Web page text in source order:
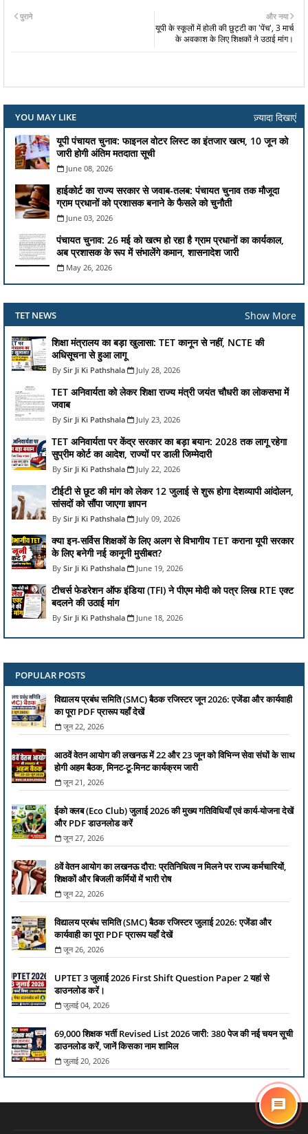
और नया
यूपी के स्कूलों में होली की छुट्टी का 'पेंच', 3 मार्च
के अवकाश के लिए शिक्षकों ने उठाई मांग।
पुराने
YOU MAY LIKE
ज़्यादा दिखाएं
यूपी पंचायत चुनाव: फाइनल वोटर लिस्ट का इंतजार खत्म, 10 जून को
जारी होगी अंतिम मतदाता सूची
June 08, 2026
हाईकोर्ट का राज्य सरकार से जवाब-तलब: पंचायत चुनाव तक मौजूदा
ग्राम प्रधानों को प्रशासक बनाने के फैसले को चुनौती
June 03, 2026
पंचायत चुनाव: 26 मई को खत्म हो रहा है ग्राम प्रधानों का कार्यकाल,
अब प्रशासक के रूप में संभालेंगे कमान, शासनादेश जारी
May 26, 2026
TET NEWS Show More
शिक्षा मंत्रालय का बड़ा खुलासा: TET कानून से नहीं, NCTE की
अधिसूचना से हुआ लागू
Sir Ji Ki Pathshala July 28, 2026
TET अनिवार्यता को लेकर शिक्षा राज्य मंत्री जयंत चौधरी का लोकसभा में
जवाब
Sir Ji Ki Pathshala July 23, 2026
TET अनिवार्यता पर केंद्र सरकार का बड़ा बयान: 2028 तक लागू रहेगा
सुप्रीम कोर्ट का आदेश, राज्यों पर डाली जिम्मेदारी
Sir Ji Ki Pathshala July 22, 2026
टीईटी से छूट की मांग को लेकर 12 जुलाई से शुरू होगा देशव्यापी आंदोलन,
सांसदों को सौंपा जाएगा ज्ञापन
Sir Ji Ki Pathshala July 09, 2026
क्या इन-सर्विस शिक्षकों के लिए अलग से विभागीय TET कराना यूपी सरकार
के लिए बनेगी नई कानूनी मुसीबत?
Sir Ji Ki Pathshala June 19, 2026
टीचर्स फेडरेशन ऑफ इंडिया (TFI) ने पीएम मोदी को पत्र लिख RTE एक्ट
बदलने की उठाई मांग
Sir Ji Ki Pathshala June 18, 2026
POPULAR POSTS
विद्यालय प्रबंध समिति (SMC) बैठक रजिस्टर जून 2026: एजेंडा और कार्यवाही
का पूरा PDF प्रारूप यहाँ देखें
जून 22, 2026
आठवें वेतन आयोग की लखनऊ में 22 और 23 जून को विभिन्न सेवा संघों के साथ
होगी अहम बैठक, मिनट-टू-मिनट कार्यक्रम जारी
जून 21, 2026
ईको क्लब (Eco Club) जुलाई 2026 की मुख्य गतिविधियाँ एवं कार्य-योजना देखें
और PDF डाउनलोड करें
जून 27, 2026
8वें वेतन आयोग का लखनऊ दौरा: प्रतिनिधित्व न मिलने पर राज्य कर्मचारियों,
शिक्षकों और बिजली कर्मियों में भारी रोष
जून 22, 2026
विद्यालय प्रबंध समिति (SMC) बैठक रजिस्टर जुलाई 2026: एजेंडा और
कार्यवाही का पूरा PDF प्रारूप यहाँ देखें
जून 26, 2026
UPTET 3 जुलाई 2026 First Shift Question Paper 2 यहां से
डाउनलोड करें।
जुलाई 04, 2026
69,000 शिक्षक भर्ती Revised List 2026 जारी: 380 पेज की नई चयन सूची
डाउनलोड करें, जानें किसका नाम शामिल
जुलाई 20, 2026